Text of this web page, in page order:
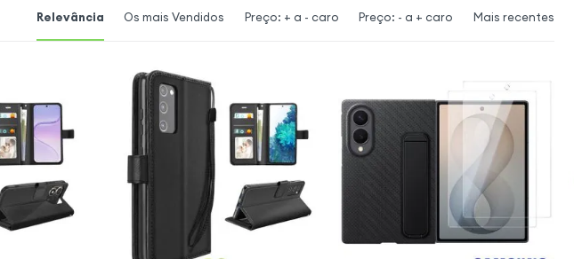
Relevância Os mais Vendidos Preço: + a - caro Preço: - a + caro Mais recentes